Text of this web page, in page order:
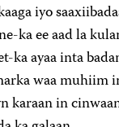
iyo
ka ee aad la
ka ayaa inta
waa muhiim
karaan in